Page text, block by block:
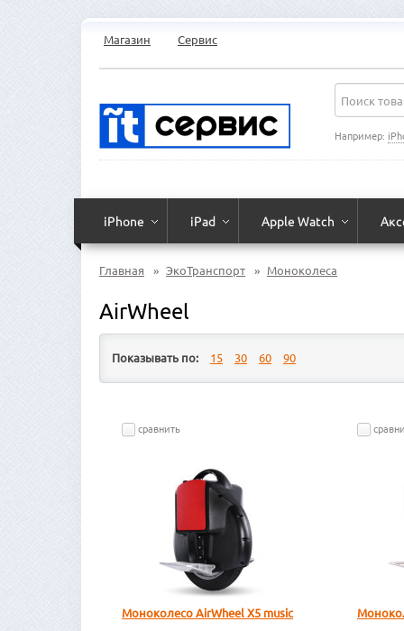
Магазин Сервис
Например:
iPhone iPad Apple Watch
Главная » ЭкоТранспорт » Моноколеса
AirWheel
Показывать по: 15 30 60 90
сравнить
Моноколесо AirWheel Х5 music